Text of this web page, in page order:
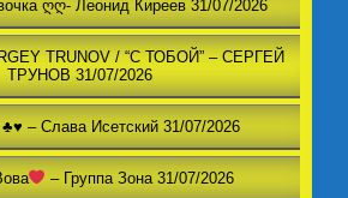
ღღ- Леонид Киреев 31/07/2026
TRUNOV / “С ТОБОЙ” – СЕРГЕЙ
ТРУНОВ 31/07/2026
– Слава Исетский 31/07/2026
– Группа Зона 31/07/2026